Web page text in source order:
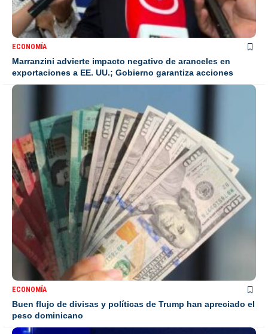
ECONOMÍA
Marranzini advierte impacto negativo de aranceles en
exportaciones a EE. UU.; Gobierno garantiza acciones
ECONOMÍA
Buen flujo de divisas y políticas de Trump han apreciado el
peso dominicano